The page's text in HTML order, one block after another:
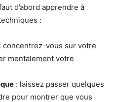
d’abord apprendre à
:
: concentrez-vous sur votre
mentalement votre
: laissez passer quelques
pour montrer que vous